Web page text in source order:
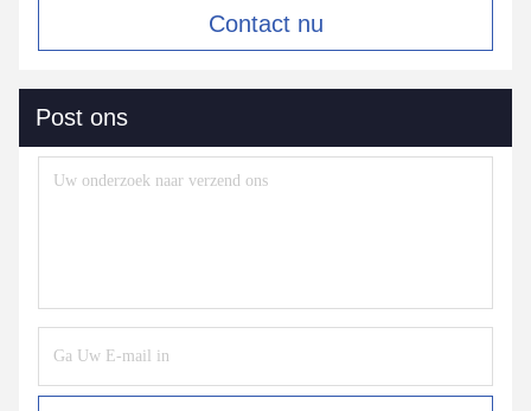
Contact nu
Post ons